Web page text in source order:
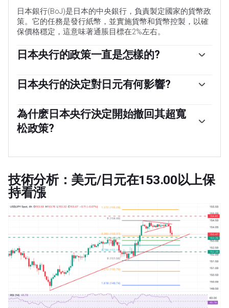
日本銀行(BoJ)是日本的中央銀行，負責製定國家的貨幣政
策。它的任務是發行紙幣，並實施貨幣和貨幣控製，以確
保價格穩定，這意味著通脹目標在2%左右。
日本央行的政策一直是怎樣的?
政策，以在低通脹環境下刺激經濟和推高通脹。央行的政
策是基於量化和定性寬松政策(QQE)，即印刷鈔票購買政
了策略力度，進一步放松政策，先是引入負利率，然後直
接控製10年期政府債券的收益率。2024年3月，日本央行
提高了利率，實際上退出了超寬松的貨幣政策立場。
日本央行的決定對日元有何影響?
值。這一過程在2022年和2023年加劇，原因是日本央行與
其他主要央行之間的政策分歧越來越大，後者選擇大幅加
息以對抗數十年來的高通脹水平。日本央行的政策導致日
為什麽日本央行決定開始撤回其超寬
松政策?
超過了日本央行2%的目標。該國工資上漲的前景——助長
技術分析：美元/日元在153.00以上保
持看漲